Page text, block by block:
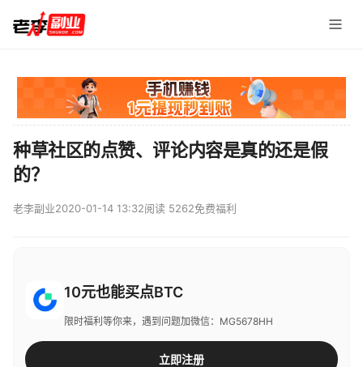
种草社区的点赞、评论内容是真的还是假
的？
老李副业2020-01-14 13:32阅读 5262免费福利
10元也能买点BTC
限时福利等你来，遇到问题加微信：MG5678HH
立即注册